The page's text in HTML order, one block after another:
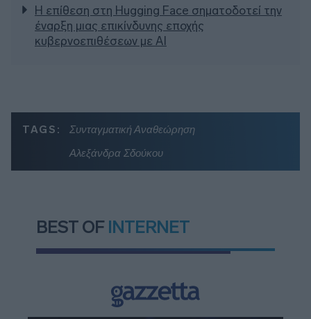
Η επίθεση στη Hugging Face σηματοδοτεί την
έναρξη μιας επικίνδυνης εποχής
κυβερνοεπιθέσεων με AI
TAGS:
Συνταγματική Αναθεώρηση
Αλεξάνδρα Σδούκου
BEST OF INTERNET